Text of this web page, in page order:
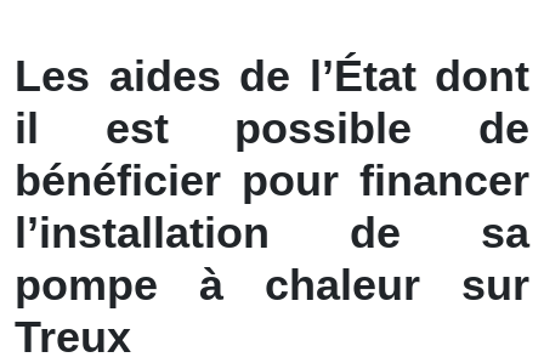
Les aides de l’État dont
il est possible de
bénéficier pour financer
l’installation de sa
pompe à chaleur sur
Treux